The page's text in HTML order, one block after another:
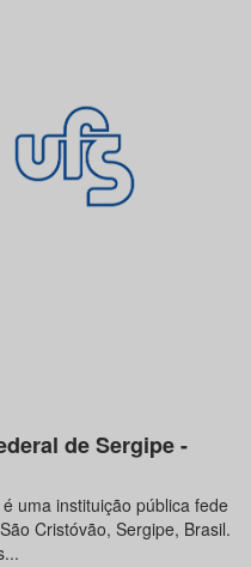
de Sergipe -
uma instituição pública fede
Cristóvão, Sergipe, Brasil.